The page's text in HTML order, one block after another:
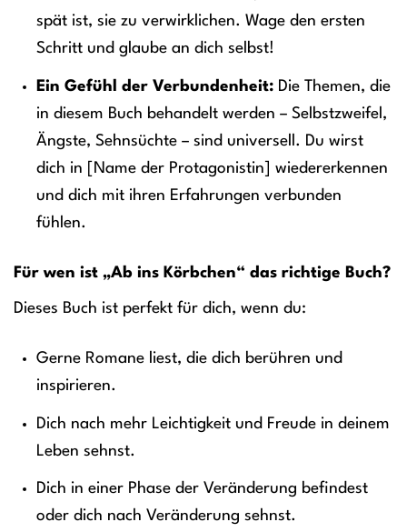
spät ist, sie zu verwirklichen. Wage den ersten
Schritt und glaube an dich selbst!
Ein Gefühl der Verbundenheit:Die Themen, die
in diesem Buch behandelt werden – Selbstzweifel,
Ängste, Sehnsüchte – sind universell. Du wirst
dich in [Name der Protagonistin] wiedererkennen
und dich mit ihren Erfahrungen verbunden
fühlen.
Für wen ist „Ab ins Körbchen“ das richtige Buch?
Dieses Buch ist perfekt für dich, wenn du:
Gerne Romane liest, die dich berühren und
inspirieren.
Dich nach mehr Leichtigkeit und Freude in deinem
Leben sehnst.
Dich in einer Phase der Veränderung befindest
oder dich nach Veränderung sehnst.